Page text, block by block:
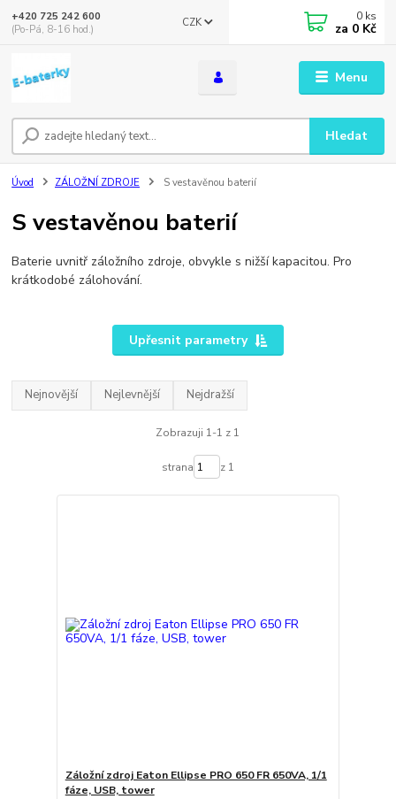
Menu
CZK
Hledat
+420 725 242 600
(Po-Pá, 8-16 hod.)
0 ks
za 0 Kč
Úvod ZÁLOŽNÍ ZDROJE S vestavěnou baterií
S vestavěnou baterií
Baterie uvnitř záložního zdroje, obvykle s nižší kapacitou. Pro
krátkodobé zálohování.
Upřesnit parametry
Nejnovější Nejlevnější Nejdražší
Zobrazuji 1-1 z 1
strana z 1
Záložní zdroj Eaton Ellipse PRO 650 FR 650VA, 1/1
fáze, USB, tower